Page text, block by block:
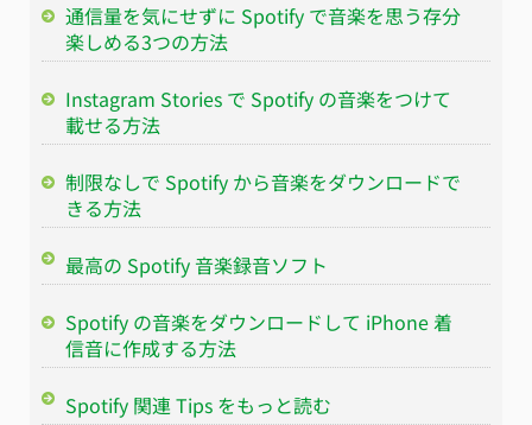
通信量を気にせずに Spotify で音楽を思う存分
楽しめる3つの方法
Instagram Stories で Spotify の音楽をつけて
載せる方法
制限なしで Spotify から音楽をダウンロードで
きる方法
最高の Spotify 音楽録音ソフト
Spotify の音楽をダウンロードして iPhone 着
信音に作成する方法
Spotify 関連 Tips をもっと読む